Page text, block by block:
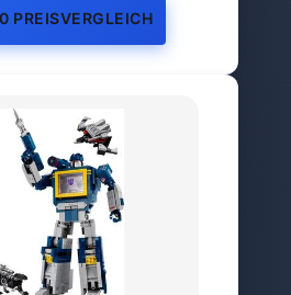
PREISVERGLEICH